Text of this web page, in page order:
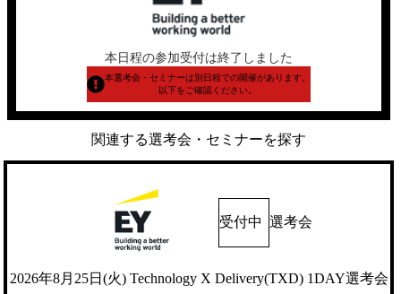
本日程の参加受付は終了しました
本選考会・セミナーは別日程での開催があります。
以下をご確認ください。
関連する選考会・セミナーを探す
受付中 選考会
2026年8月25日(火) Technology X Delivery(TXD) 1DAY選考会